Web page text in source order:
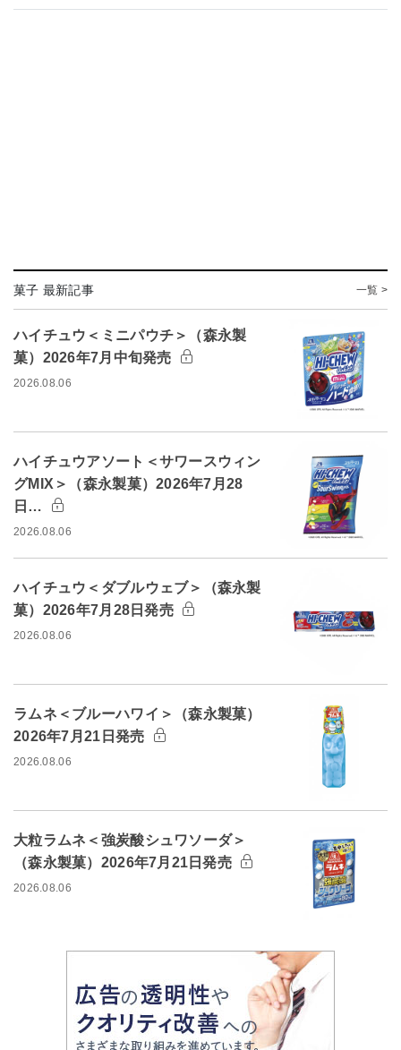
菓子 最新記事 一覧 >
ハイチュウ＜ミニパウチ＞（森永製
菓）2026年7月中旬発売
2026.08.06
ハイチュウアソート＜サワースウィン
グMIX＞（森永製菓）2026年7月28
日…
2026.08.06
ハイチュウ＜ダブルウェブ＞（森永製
菓）2026年7月28日発売
2026.08.06
ラムネ＜ブルーハワイ＞（森永製菓）
2026年7月21日発売
2026.08.06
大粒ラムネ＜強炭酸シュワソーダ＞
（森永製菓）2026年7月21日発売
2026.08.06